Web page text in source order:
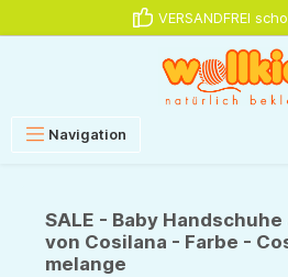
VERSANDFREI
Navigation
SALE - Baby
von Cosilana - Farbe -
melange